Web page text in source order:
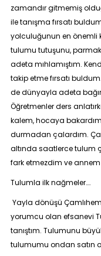
zamandır gitmemiş
ile tanışma fırsatı
yolculuğunun en önemli
tulumu tutuşunu,
adeta mıhlamıştım.
takip etme fırsatı
de dünyayla adeta
Öğretmenler ders
kalem, hocaya
durmadan çalardım.
altında saatlerce tulum
fark etmezdim ve annem
Tulumla ilk nağmeler….
Yayla dönüşü
yorumcu olan efsanevi
tanıştım. Tulumunu
tulumumu ondan satın